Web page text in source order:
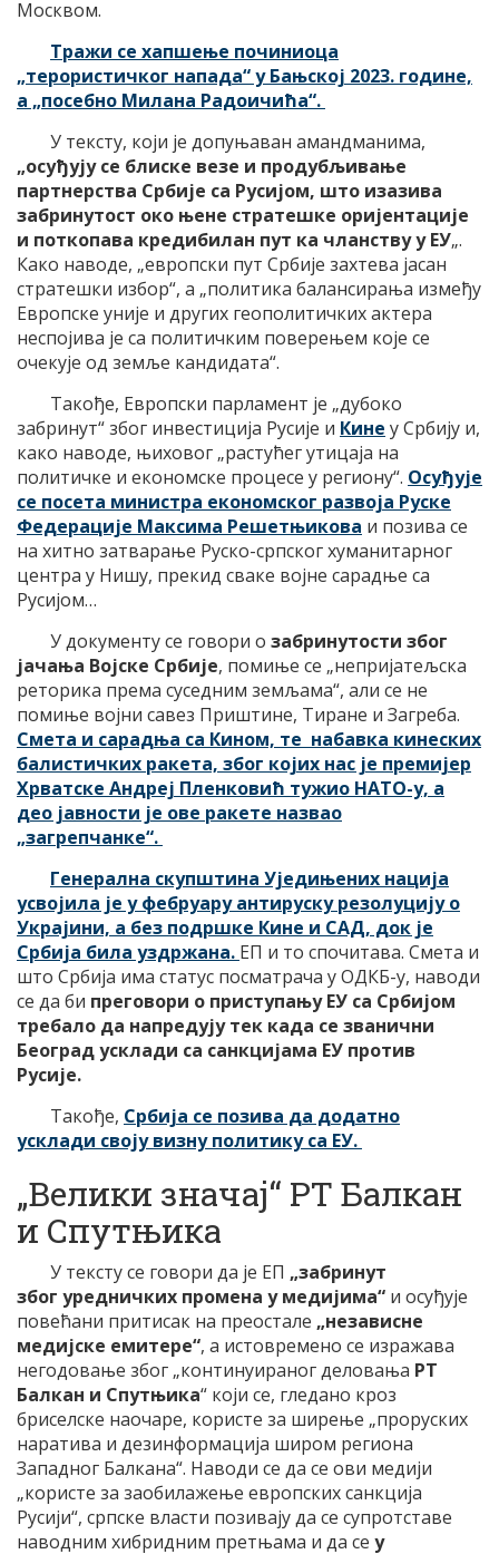
Москвом.
Тражи се хапшење починиоца
„терористичког напада“ у Бањској 2023. године,
а „посебно Милана Радоичића“.
У тексту, који је допуњаван амандманима,
„осуђују се блиске везе и продубљивање
партнерства Србије са Русијом, што изазива
забринутост око њене стратешке оријентације
и поткопава кредибилан пут ка чланству у ЕУ„.
Како наводе, „европски пут Србије захтева јасан
стратешки избор“, а „политика балансирања између
Европске уније и других геополитичких актера
неспојива је са политичким поверењем које се
очекује од земље кандидата“.
Такође, Европски парламент је „дубоко
забринут“ због инвестиција Русије и Кине у Србију и,
како наводе, њиховог „растућег утицаја на
политичке и економске процесе у региону“. Осуђује
се посета министра економског развоја Руске
Федерације Максима Решетњикова и позива се
на хитно затварање Руско-српског хуманитарног
центра у Нишу, прекид сваке војне сарадње са
Русијом…
У документу се говори о забринутости због
јачања Војске Србије, помиње се „непријатељска
реторика према суседним земљама“, али се не
помиње војни савез Приштине, Тиране и Загреба.
Смета и сарадња са Кином, те набавка кинеских
балистичких ракета, због којих нас је премијер
Хрватске Андреј Пленковић тужио НАТО-у, а
део јавности је ове ракете назвао
„загрепчанке“.
Генерална скупштина Уједињених нација
усвојила је у фебруару антируску резолуцију о
Украјини, а без подршке Кине и САД, док је
Србија била уздржана. ЕП и то спочитава. Смета и
што Србија има статус посматрача у ОДКБ-у, наводи
се да би преговори о приступању ЕУ са Србијом
требало да напредују тек када се званични
Београд усклади са санкцијама ЕУ против
Русије.
Такође, Србија се позива да додатно
усклади своју визну политику са ЕУ.
„Велики значај“ РТ Балкан
и Спутњика
У тексту се говори да је ЕП „забринут
због уредничких промена у медијима“ и осуђује
повећани притисак на преостале „независне
медијске емитере“, a истовремено се изражава
негодовање због „континуираног деловања РТ
Балкан и Спутњика“ који се, гледано кроз
бриселске наочаре, користе за ширење „проруских
наратива и дезинформација широм региона
Западног Балкана“. Наводи се да се ови медији
„користе за заобилажење европских санкција
Русији“, српске власти позивају да се супротставе
наводним хибридним претњама и да се у